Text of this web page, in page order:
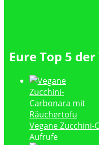
Eure Top 5
Vegane
Aufrufe